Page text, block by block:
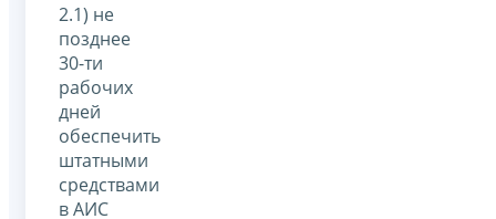
2.1) не
позднее
30-ти
рабочих
дней
обеспечить
штатными
средствами
в АИС